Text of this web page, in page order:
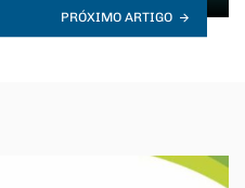
PRÓXIMO ARTIGO